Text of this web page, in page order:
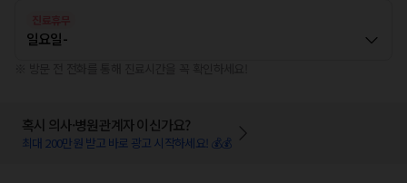
일요일-
혹시 의사·병원관계자 이신가요?
최대 200만원 받고 바로 광고 시작하세요! 💰💰